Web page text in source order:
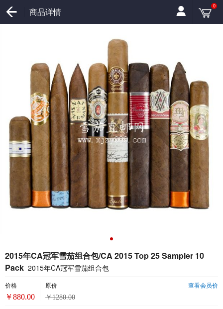
商品详情
0
2015年CA冠军雪茄组合包/CA 2015 Top 25 Sampler 10
Pack 2015年CA冠军雪茄组合包
查看会员价
价格
￥880.00
原价
￥1280.00